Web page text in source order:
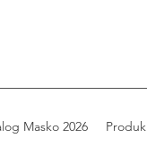
Masko 2026 Produk